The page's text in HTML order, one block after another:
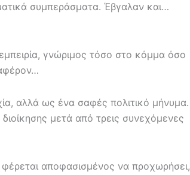
συμπεράσματα. Έβγαλαν και…
γνώριμος τόσο στο κόμμα όσο
αλλά ως ένα σαφές πολιτικό μήνυμα.
μετά από τρεις συνεχόμενες
αποφασισμένος να προχωρήσει,